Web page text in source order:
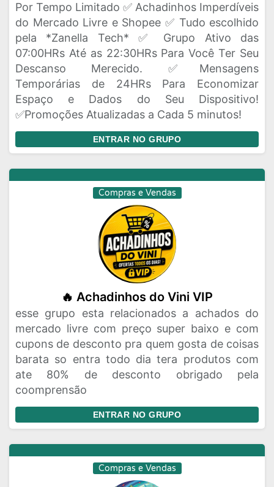
Por Tempo Limitado ✅ Achadinhos Imperdíveis
do Mercado Livre e Shopee ✅ Tudo escolhido
pela *Zanella Tech* ✅ Grupo Ativo das
07:00HRs Até as 22:30HRs Para Você Ter Seu
Descanso Merecido. ✅Mensagens
Temporárias de 24HRs Para Economizar
Espaço e Dados do Seu Dispositivo!
✅Promoções Atualizadas a Cada 5 minutos!
ENTRAR NO GRUPO
Compras e Vendas
🔥 Achadinhos do Vini VIP
esse grupo esta relacionados a achados do
mercado livre com preço super baixo e com
cupons de desconto pra quem gosta de coisas
barata so entra todo dia tera produtos com
ate 80% de desconto obrigado pela
coomprensão
ENTRAR NO GRUPO
Compras e Vendas